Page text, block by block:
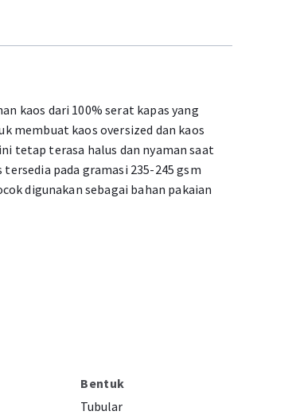
kaos dari 100% serat kapas yang
membuat kaos oversized dan kaos
tetap terasa halus dan nyaman saat
pada gramasi 235-245 gsm
digunakan sebagai bahan pakaian
Bentuk
Tubular